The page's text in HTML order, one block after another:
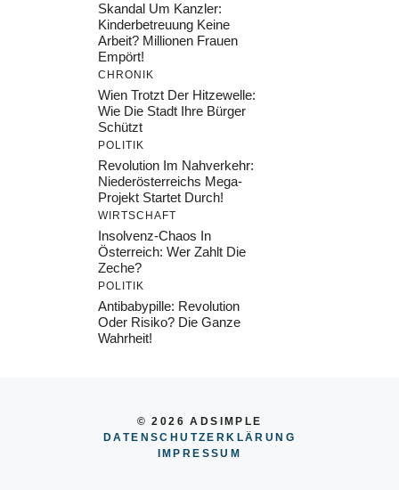
Skandal Um Kanzler:
Kinderbetreuung Keine
Arbeit? Millionen Frauen
Empört!
CHRONIK
Wien Trotzt Der Hitzewelle:
Wie Die Stadt Ihre Bürger
Schützt
POLITIK
Revolution Im Nahverkehr:
Niederösterreichs Mega-
Projekt Startet Durch!
WIRTSCHAFT
Insolvenz-Chaos In
Österreich: Wer Zahlt Die
Zeche?
POLITIK
Antibabypille: Revolution
Oder Risiko? Die Ganze
Wahrheit!
© 2026 ADSIMPLE
DATENSCHUTZERKLÄRUNG
IMPRESSU M